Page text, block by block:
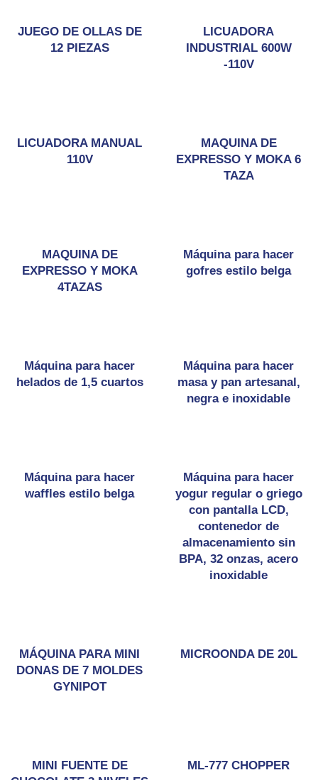
JUEGO DE OLLAS DE
12 PIEZAS
LICUADORA
INDUSTRIAL 600W
-110V
LICUADORA MANUAL
110V
MAQUINA DE
EXPRESSO Y MOKA 6
TAZA
MAQUINA DE
EXPRESSO Y MOKA
4TAZAS
Máquina para hacer
gofres estilo belga
Máquina para hacer
helados de 1,5 cuartos
Máquina para hacer
masa y pan artesanal,
negra e inoxidable
Máquina para hacer
waffles estilo belga
Máquina para hacer
yogur regular o griego
con pantalla LCD,
contenedor de
almacenamiento sin
BPA, 32 onzas, acero
inoxidable
MÁQUINA PARA MINI
DONAS DE 7 MOLDES
GYNIPOT
MICROONDA DE 20L
MINI FUENTE DE
ML-777 CHOPPER